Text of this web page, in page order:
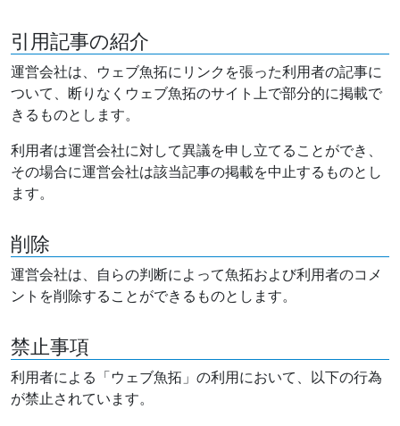
引用記事の紹介
運営会社は、ウェブ魚拓にリンクを張った利用者の記事に
ついて、断りなくウェブ魚拓のサイト上で部分的に掲載で
きるものとします。
利用者は運営会社に対して異議を申し立てることができ、
その場合に運営会社は該当記事の掲載を中止するものとし
ます。
削除
運営会社は、自らの判断によって魚拓および利用者のコメ
ントを削除することができるものとします。
禁止事項
利用者による「ウェブ魚拓」の利用において、以下の行為
が禁止されています。